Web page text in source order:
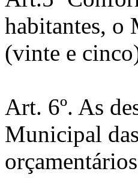
habitantes, o
(vinte e
Art. 6º. As
Municipal